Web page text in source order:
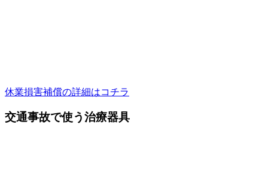
休業損害補償の詳細はコチラ
交通事故で使う治療器具